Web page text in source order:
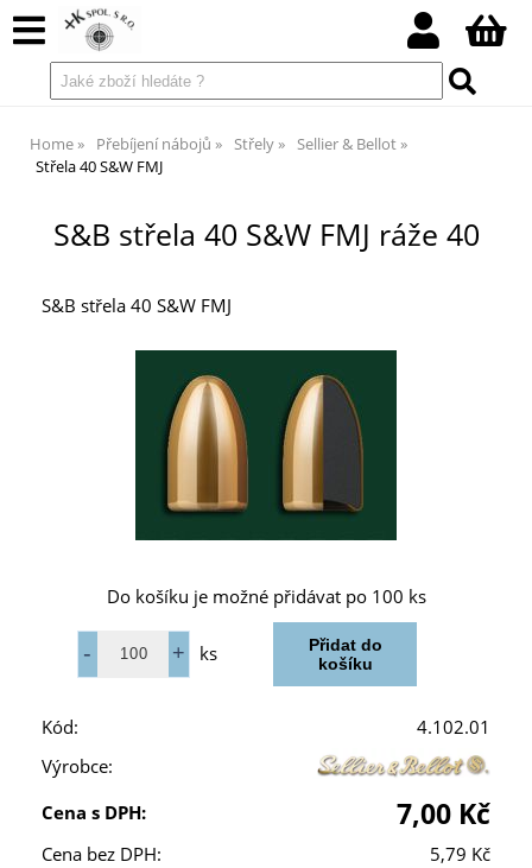
Home Přebíjení nábojů Střely
Sellier & Bellot
Střela 40 S&W FMJ
S&B střela 40 S&W FMJ ráže 40
S&B střela 40 S&W FMJ
Do košíku je možné přidávat po 100 ks
ks
Kód:
4.102.01
Výrobce:
Cena s DPH:
7,00 Kč
Cena bez DPH:
5,79 Kč